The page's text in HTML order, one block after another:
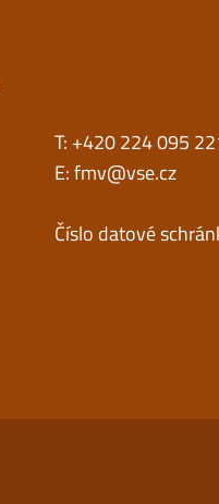
T: +420 224 095
E:fmv@vse.cz
Číslo datové